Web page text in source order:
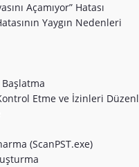
Açamıyor” Hatası
Yaygın Nedenleri
Etme ve İzinleri
(ScanPST.exe)